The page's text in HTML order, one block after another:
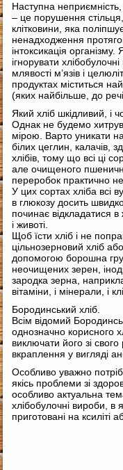
Наступна неприємність,
– це порушення
клітковини, яка
ненадходження
інтоксикація
ігнорувати
млявості м’язів і
продуктах міститься
(яких найбільше, до
Який хліб шкідливий, і
Однак не будемо
мірою. Варто уникати
білих цеглин, калачів,
хлібів, тому що всі ці
але очищеного
переробок практично
У цих сортах хліба всі
в глюкозу досить
починає відкладатися
і животі.
Щоб їсти хліб і не
цільнозерновий хліб
допомогою борошна
неочищених зерен,
зародка зерна,
вітаміни, і мінерали, і
Бородинський хліб.
Всім відомий
однозначно корисного
виключати його зі
вкраплення у вигляді
Особливо уважно
якісь проблеми зі
особливо актуальна
хлібобулочні вироби, в
приготовані на ксиліті